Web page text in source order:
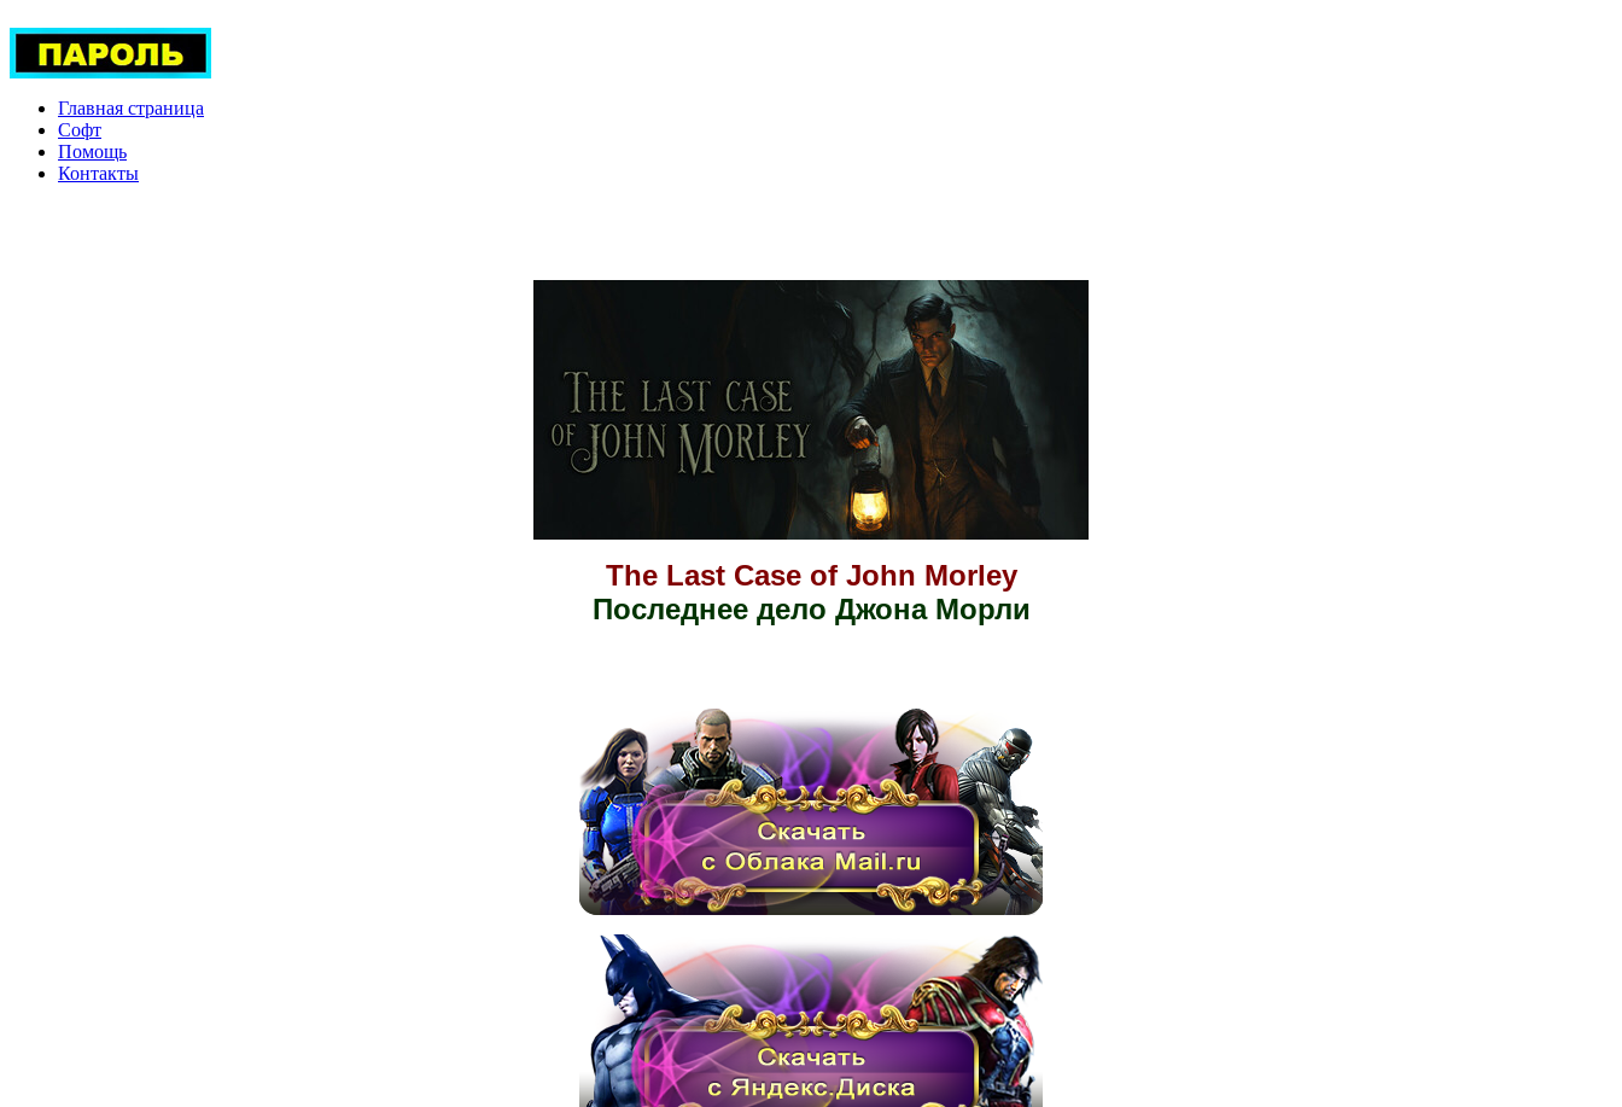
Главная страница
Софт
Помощь
Контакты
The Last Case of John Morley
Последнее дело Джона Морли